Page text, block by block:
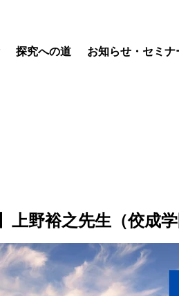
ビス for 活用事例
探究への道 お知らせ・セミナ
上野裕之先生（佼成